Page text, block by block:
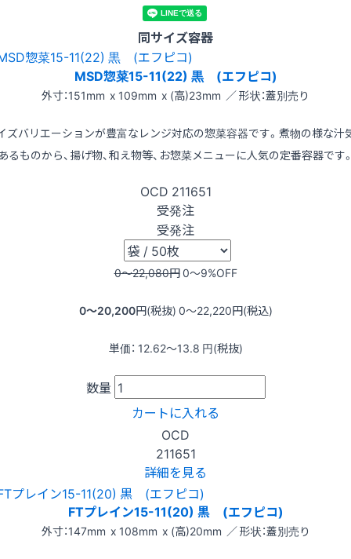
同サイズ容器
MSD惣菜15-11(22) 黒 (エフピコ)
外寸：151mm x 109mm x (高)23mm ／ 形状：蓋別売り
ズバリエーションが豊富なレンジ対応の惣菜容器です。煮物の様な汁
るものから、揚げ物、和え物等、お惣菜メニューに人気の定番容器です
OCD 211651
受発注
受発注
0〜22,080円0〜9%OFF
0〜20,200円(税抜) 0〜22,220円(税込)
単価： 12.62〜13.8 円(税抜)
数量
カートに入れる
OCD
211651
詳細を見る
FTプレイン15-11(20) 黒 (エフピコ)
外寸：147mm x 108mm x (高)20mm ／ 形状：蓋別売り